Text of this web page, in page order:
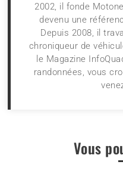
2002, il fonde
devenu une
Depuis 2008, il
chroniqueur de
le Magazine
randonnées, vous
Vous